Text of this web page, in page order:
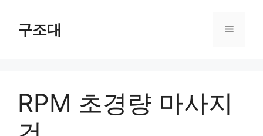
구조대 메
RPM 초경량 마사지